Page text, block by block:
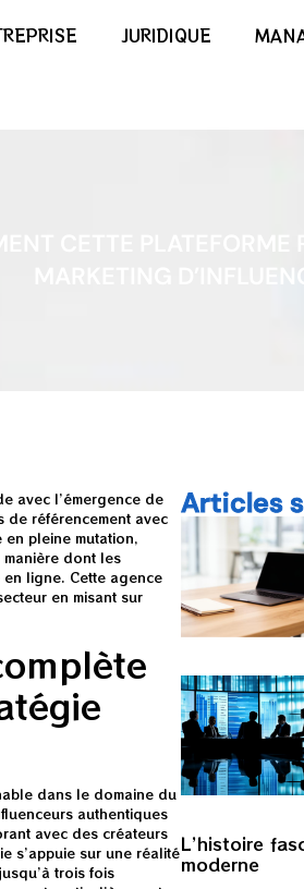
JURIDIQUE
CETTE PLATEFORME
MARKETING
avec l’émergence de
référencement avec
en pleine mutation,
dont les
ligne. Cette agence
en misant sur
dans le domaine du
authentiques
avec des créateurs
s’appuie sur une réalité
trois fois
Articles
L’histoire
moderne